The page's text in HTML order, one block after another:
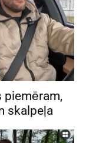
piemēram,
skalpeļa